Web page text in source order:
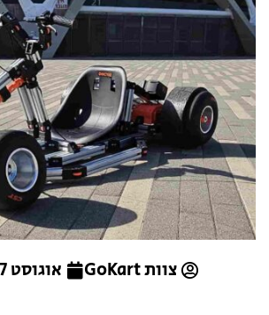
צוות GoKart אוגוסט 27, 2025